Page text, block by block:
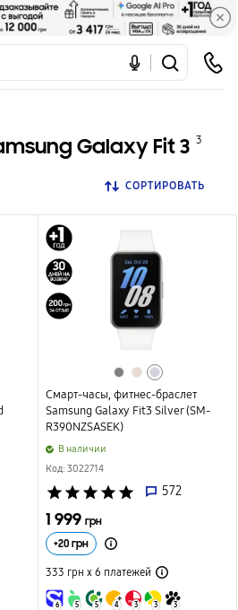
Galaxy Fit 3 3
СОРТИРОВАТЬ
Смарт-часы, фитнес-браслет
Samsung Galaxy Fit3 Silver (SM-
R390NZSASEK)
B наличии
Код: 3022714
star star star star star 572
1 999 грн
+20грн
333 грн х 6 платежей
6 5 5 4 3 3 3